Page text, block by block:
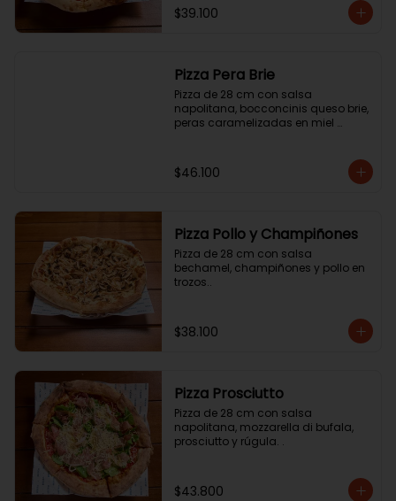
$39.100
Pizza Pera Brie
Pizza de 28 cm con salsa
napolitana, bocconcinis queso brie,
peras caramelizadas en miel
$46.100
Pizza Pollo y Champiñones
Pizza de 28 cm con salsa
bechamel, champiñones y pollo en
trozos..
$38.100
Pizza Prosciutto
Pizza de 28 cm con salsa
napolitana, mozzarella di bufala,
prosciutto y rúgula. .
$43.800